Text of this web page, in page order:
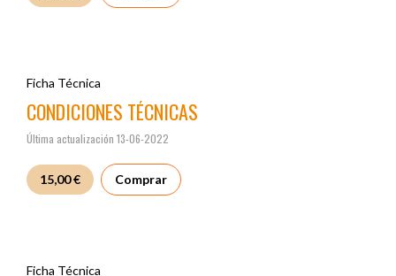
Ficha Técnica
CONDICIONES TÉCNICAS
Última actualización 13-06-2022
15,00 € Comprar
Ficha Técnica